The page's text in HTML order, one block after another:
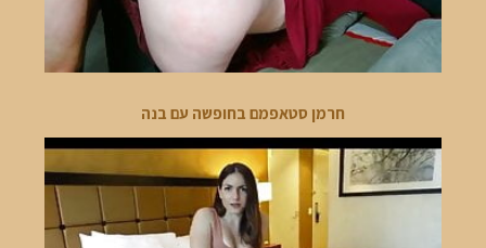
חרמן סטאפמם בחופשה עם בנה